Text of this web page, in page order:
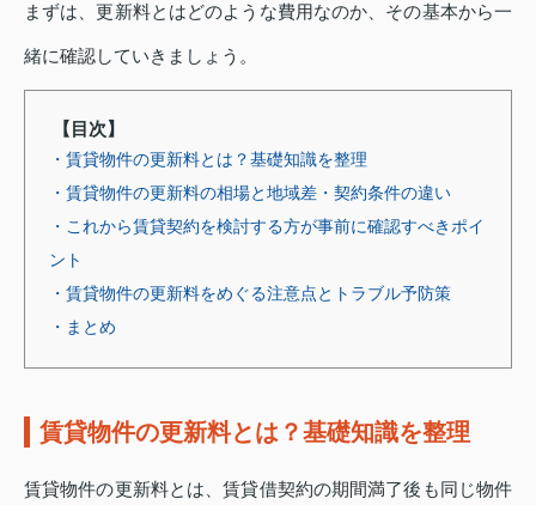
まずは、更新料とはどのような費用なのか、その基本から一
緒に確認していきましょう。
【目次】
・賃貸物件の更新料とは？基礎知識を整理
・賃貸物件の更新料の相場と地域差・契約条件の違い
・これから賃貸契約を検討する方が事前に確認すべきポイ
ント
・賃貸物件の更新料をめぐる注意点とトラブル予防策
・まとめ
賃貸物件の更新料とは？基礎知識を整理
賃貸物件の更新料とは、賃貸借契約の期間満了後も同じ物件